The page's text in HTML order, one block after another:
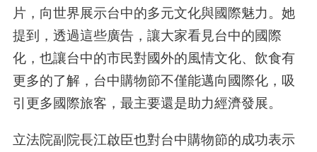
片，向世界展示台中的多元文化與國際魅力。她
提到，透過這些廣告，讓大家看見台中的國際
化，也讓台中的市民對國外的風情文化、飲食有
更多的了解，台中購物節不僅能邁向國際化，吸
引更多國際旅客，最主要還是助力經濟發展。
立法院副院長江啟臣也對台中購物節的成功表示